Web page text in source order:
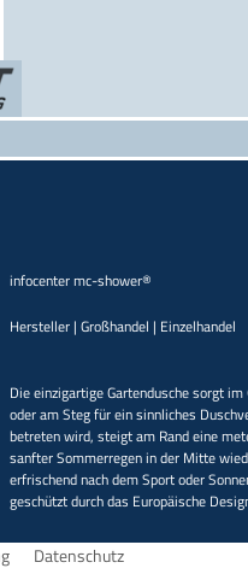
infocenter mc-shower®
Hersteller | Großhandel | Einzelhandel
Die einzigartige Gartendusche sorgt
oder am Steg für ein sinnliches
betreten wird, steigt am Rand eine
sanfter Sommerregen in der Mitte
erfrischend nach dem Sport oder
geschützt durch das Europäische
Datenschutz